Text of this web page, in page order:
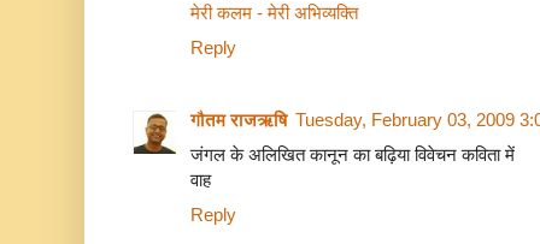
मेरी कलम - मेरी अभिव्यक्ति
Reply
गौतम राजऋषि Tuesday, February 03, 2009
जंगल के अलिखित कानून का बढ़िया विवेचन कविता में
वाह
Reply